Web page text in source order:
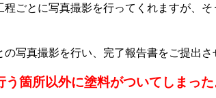
ごとに写真撮影を行ってくれますが、そ
写真撮影を行い、完了報告書をご提出さ
箇所以外に塗料がついてしまった